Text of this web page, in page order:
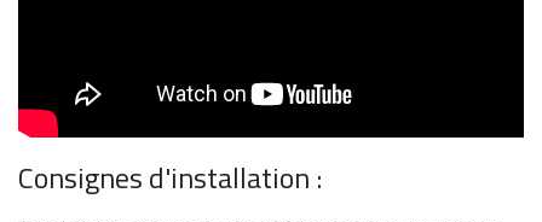
Consignes d'installation :